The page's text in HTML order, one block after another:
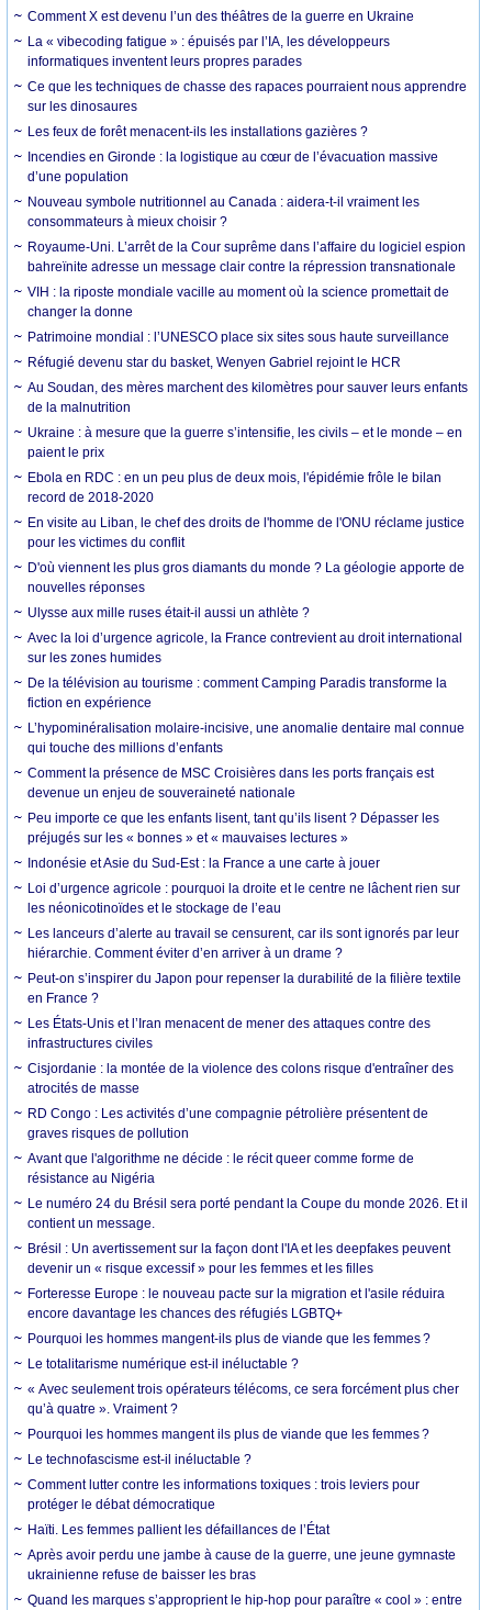
Comment X est devenu l’un des théâtres de la guerre en Ukraine
La « vibecoding fatigue » : épuisés par l’IA, les développeurs
informatiques inventent leurs propres parades
Ce que les techniques de chasse des rapaces pourraient nous apprendre
sur les dinosaures
Les feux de forêt menacent-ils les installations gazières ?
Incendies en Gironde : la logistique au cœur de l’évacuation massive
d’une population
Nouveau symbole nutritionnel au Canada : aidera-t-il vraiment les
consommateurs à mieux choisir ?
Royaume-Uni. L’arrêt de la Cour suprême dans l’affaire du logiciel espion
bahreïnite adresse un message clair contre la répression transnationale
VIH : la riposte mondiale vacille au moment où la science promettait de
changer la donne
Patrimoine mondial : l’UNESCO place six sites sous haute surveillance
Réfugié devenu star du basket, Wenyen Gabriel rejoint le HCR
Au Soudan, des mères marchent des kilomètres pour sauver leurs enfants
de la malnutrition
Ukraine : à mesure que la guerre s’intensifie, les civils – et le monde – en
paient le prix
Ebola en RDC : en un peu plus de deux mois, l'épidémie frôle le bilan
record de 2018-2020
En visite au Liban, le chef des droits de l'homme de l'ONU réclame justice
pour les victimes du conflit
D'où viennent les plus gros diamants du monde ? La géologie apporte de
nouvelles réponses
Ulysse aux mille ruses était-il aussi un athlète ?
Avec la loi d’urgence agricole, la France contrevient au droit international
sur les zones humides
De la télévision au tourisme : comment Camping Paradis transforme la
fiction en expérience
L’hypominéralisation molaire-incisive, une anomalie dentaire mal connue
qui touche des millions d’enfants
Comment la présence de MSC Croisières dans les ports français est
devenue un enjeu de souveraineté nationale
Peu importe ce que les enfants lisent, tant qu’ils lisent ? Dépasser les
préjugés sur les « bonnes » et « mauvaises lectures »
Indonésie et Asie du Sud-Est : la France a une carte à jouer
Loi d’urgence agricole : pourquoi la droite et le centre ne lâchent rien sur
les néonicotinoïdes et le stockage de l’eau
Les lanceurs d’alerte au travail se censurent, car ils sont ignorés par leur
hiérarchie. Comment éviter d’en arriver à un drame ?
Peut-on s’inspirer du Japon pour repenser la durabilité de la filière textile
en France ?
Les États-Unis et l’Iran menacent de mener des attaques contre des
infrastructures civiles
Cisjordanie : la montée de la violence des colons risque d'entraîner des
atrocités de masse
RD Congo : Les activités d’une compagnie pétrolière présentent de
graves risques de pollution
Avant que l'algorithme ne décide : le récit queer comme forme de
résistance au Nigéria
Le numéro 24 du Brésil sera porté pendant la Coupe du monde 2026. Et il
contient un message.
Brésil : Un avertissement sur la façon dont l'IA et les deepfakes peuvent
devenir un « risque excessif » pour les femmes et les filles
Forteresse Europe : le nouveau pacte sur la migration et l'asile réduira
encore davantage les chances des réfugiés LGBTQ+
Pourquoi les hommes mangent-ils plus de viande que les femmes ?
Le totalitarisme numérique est-il inéluctable ?
« Avec seulement trois opérateurs télécoms, ce sera forcément plus cher
qu’à quatre ». Vraiment ?
Pourquoi les hommes mangent ils plus de viande que les femmes ?
Le technofascisme est-il inéluctable ?
Comment lutter contre les informations toxiques : trois leviers pour
protéger le débat démocratique
Haïti. Les femmes pallient les défaillances de l’État
Après avoir perdu une jambe à cause de la guerre, une jeune gymnaste
ukrainienne refuse de baisser les bras
Quand les marques s’approprient le hip-hop pour paraître « cool » : entre